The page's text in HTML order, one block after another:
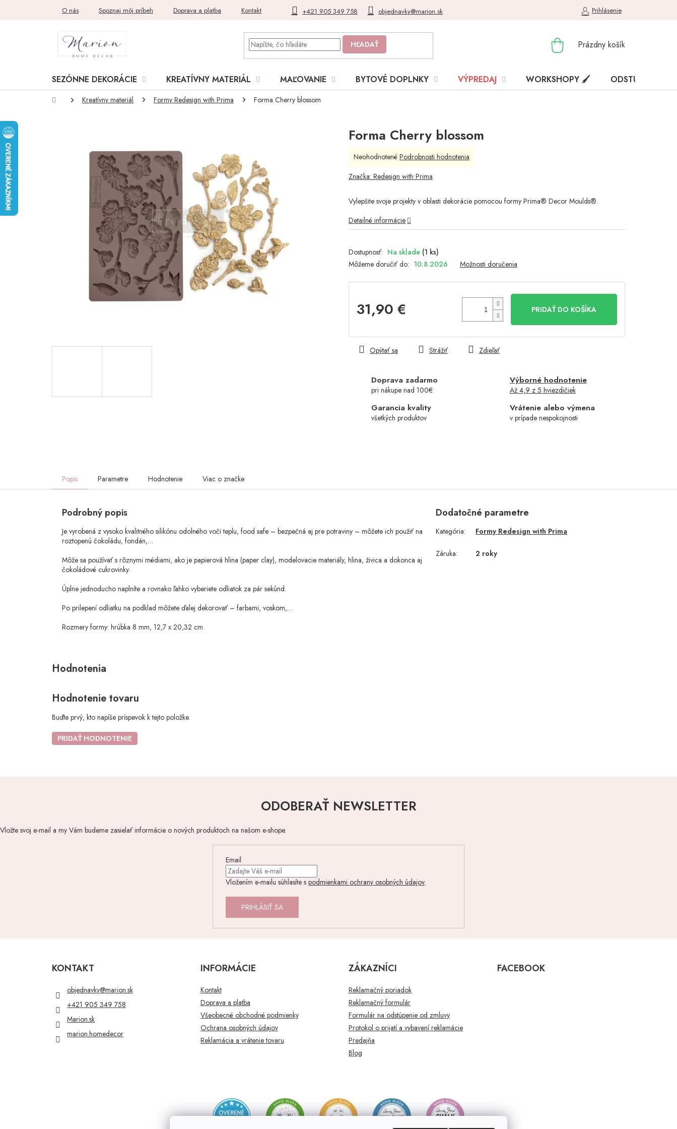
+421 905 349 758 objednavky@marion.sk
O nás Spoznaj môj príbeh Doprava a platba Kontakt Blog Moja objednávka Prihlásenie
HĽADAŤ
NÁKUPNÝ
Prázdny košík
SEZÓNNE DEKORÁCIE KREATÍVNY MATERIÁL MAĽOVANIE BYTOVÉ DOPLNKY VÝPREDAJ WORKSHOPY 🖌️ ODSTÚPENIE
DomovKreatívny materiál Formy Redesign with Prima Forma Cherry blossom
Forma Cherry blossom
Na sklade (1 ks)
Môžeme doručiť do: 10.8.2026 Možnosti doručenia
31,90 €
cena:
PRIDAŤ DO KOŠÍKA
Doprava zadarmo
pri nákupe nad 100€
Výborné hodnotenie
Až 4,9 z 5 hviezdičiek
Garancia kvality
všetkých produktov
Vrátenie alebo výmena
v prípade nespokojnosti
Vylepšite svoje projekty v oblasti dekorácie pomocou formy Prima® Decor Moulds®.
Detailné informácie
Opýtať sa Strážiť Zdieľať
Priemerné
produktu
z
hviezdičiek.
Neohodnotené Podrobnosti hodnotenia
Značka: Redesign with Prima
Popis Parametre Hodnotenie Viac o značke
Podrobný popis
Je vyrobená z vysoko kvalitného silikónu odolného voči teplu, food safe – bezpečná aj pre potraviny – môžete ich použiť na
roztopenú čokoládu, fondán,…
Môže sa používať s rôznymi médiami, ako je papierová hlina (paper clay), modelovacie materiály, hlina, živica a dokonca aj
čokoládové cukrovinky.
Úplne jednoducho naplníte a rovnako ľahko vyberiete odliatok za pár sekúnd.
Po prilepení odliatku na podklad môžete ďalej dekorovať – farbami, voskom,…
Rozmery formy: hrúbka 8 mm, 12,7 x 20,32 cm
Dodatočné parametre
Kategória: Formy Redesign with Prima
Záruka: 2 roky
Hodnotenie tovaru
Buďte prvý, kto napíše príspevok k tejto položke.
PRIDAŤ HODNOTENIE
ODOBERAŤ NEWSLETTER
Vložte svoj e-mail a my Vám budeme zasielať informácie o nových produktoch na našom e-shope.
Email
Vložením e-mailu súhlasíte s podmienkami ochrany osobných údajov.
PRIHLÁSIŤ SA
KONTAKT
objednavky@marion.sk
+421 905 349 758
Marion.sk
marion.homedecor
INFORMÁCIE
Kontakt
Doprava a platba
Všeobecné obchodné podmienky
Ochrana osobných údajov
Reklamácia a vrátenie tovaru
ZÁKAZNÍCI
Reklamačný poriadok
Reklamačný formulár
Formulár na odstúpenie od zmluvy
Protokol o prijatí a vybavení reklamácie
Predajňa
Blog
FACEBOOK